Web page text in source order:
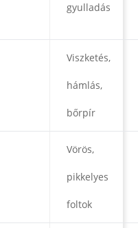
gyulladás
Viszketés,
hámlás,
bőrpír
Vörös,
pikkelyes
foltok